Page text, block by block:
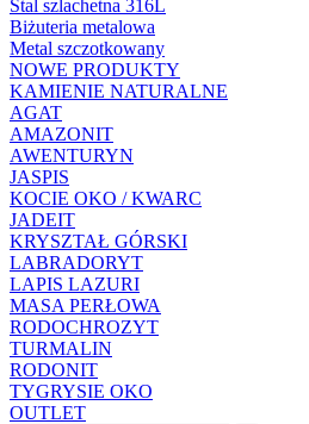
Stal szlachetna 316L
Biżuteria metalowa
Metal szczotkowany
NOWE PRODUKTY
KAMIENIE NATURALNE
AGAT
AMAZONIT
AWENTURYN
JASPIS
KOCIE OKO / KWARC
JADEIT
KRYSZTAŁ GÓRSKI
LABRADORYT
LAPIS LAZURI
MASA PERŁOWA
RODOCHROZYT
TURMALIN
RODONIT
TYGRYSIE OKO
OUTLET